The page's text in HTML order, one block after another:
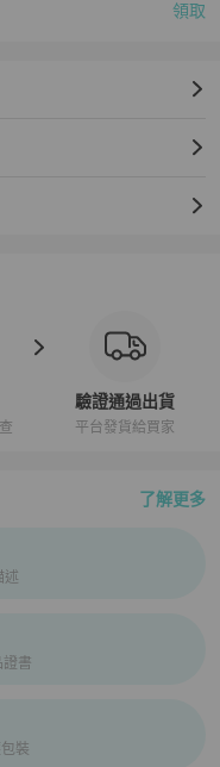
領取
驗證通過出貨
平台發貨給買家
了解更多
流程介紹
述
書
裝